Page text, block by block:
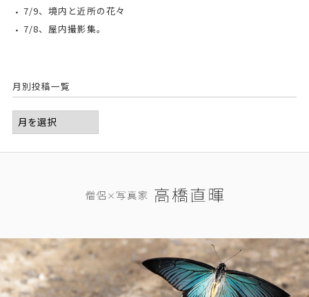
7/9、境内と近所の花々
7/8、屋内撮影集。
月別投稿一覧